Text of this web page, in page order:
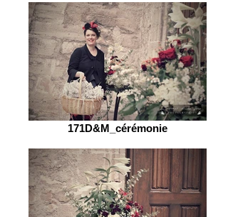
171D&M_cérémonie